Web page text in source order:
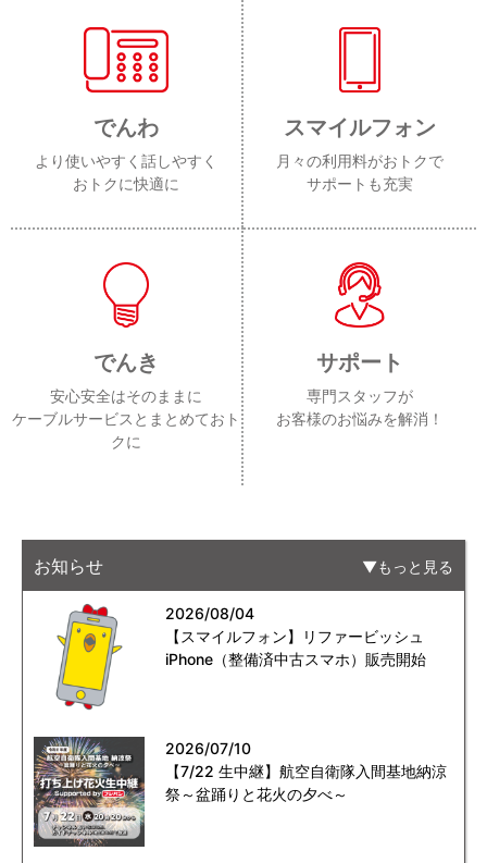
でんわ
より使いやすく話しやすく
おトクに快適に
スマイルフォン
月々の利用料がおトクで
サポートも充実
でんき
安心安全はそのままに
ケーブルサービスとまとめておト
クに
サポート
専門スタッフが
お客様のお悩みを解消！
お知らせ もっと見る
2026/08/04
【スマイルフォン】リファービッシュ
iPhone（整備済中古スマホ）販売開始
2026/07/10
【7/22 生中継】航空自衛隊入間基地納涼
祭～盆踊りと花火の夕べ～